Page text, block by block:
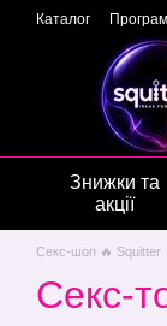
Перейти до
Каталог
Подарункові
Знижки та
акції
Секс-шоп 🔥 Squitter
Секс-